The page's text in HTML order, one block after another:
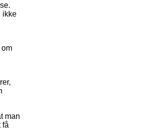
ikke
man
få